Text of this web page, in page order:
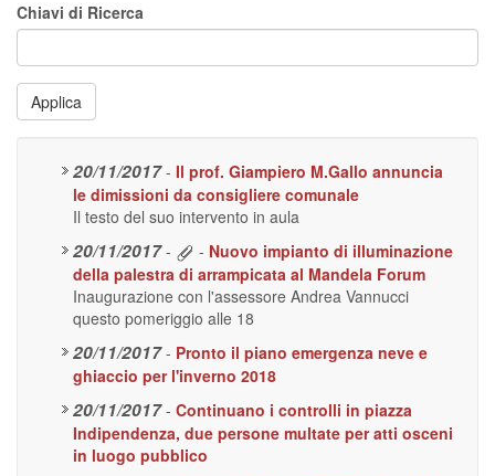
Chiavi di Ricerca
Applica
20/11/2017 - Il prof. Giampiero M.Gallo annuncia
le dimissioni da consigliere comunale
Il testo del suo intervento in aula
20/11/2017 - - Nuovo impianto di illuminazione
della palestra di arrampicata al Mandela Forum
Inaugurazione con l'assessore Andrea Vannucci
questo pomeriggio alle 18
20/11/2017 - Pronto il piano emergenza neve e
ghiaccio per l'inverno 2018
20/11/2017 - Continuano i controlli in piazza
Indipendenza, due persone multate per atti osceni
in luogo pubblico